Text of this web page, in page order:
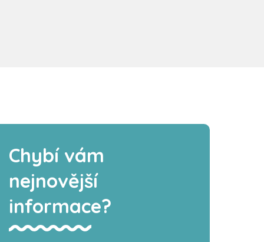
Chybí vám
nejnovější
informace?